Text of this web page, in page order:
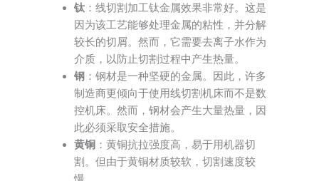
钛：线切割加工钛金属效果非常好。这是
因为该工艺能够处理金属的粘性，并分解
较长的切屑。然而，它需要去离子水作为
介质，以防止切割过程中产生热量。
钢：钢材是一种坚硬的金属。因此，许多
制造商更倾向于使用线切割机床而不是数
控机床。然而，钢材会产生大量热量，因
此必须采取安全措施。
黄铜 ：黄铜抗拉强度高，易于用机器切
割。但由于黄铜材质较软，切割速度较